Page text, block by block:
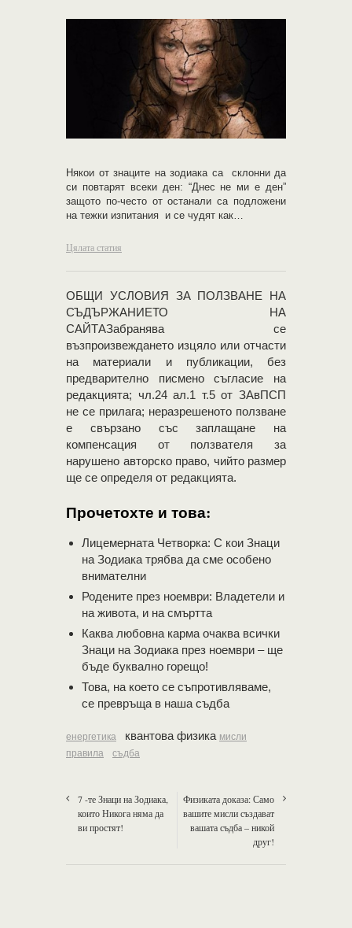
Някои от знаците на зодиака са склонни да
си повтарят всеки ден: “Днес не ми е ден”
защото по-често от останали са подложени
на тежки изпитания и се чудят как…
Цялата статия
OБЩИ УСЛОВИЯ ЗА ПОЛЗВАНЕ НА
СЪДЪРЖАНИЕТО НА
САЙТАЗабранява се
възпроизвеждането изцяло или отчасти
на материали и публикации, без
предварително писмено съгласие на
редакцията; чл.24 ал.1 т.5 от ЗАвПСП
не се прилага; неразрешеното ползване
е свързано със заплащане на
компенсация от ползвателя за
нарушено авторско право, чийто размер
ще се определя от редакцията.
Прочетохте и това:
Лицемерната Четворка: С кои Знаци
на Зодиака трябва да сме особено
внимателни
Родените през ноември: Владетели и
на живота, и на смъртта
Каква любовна карма очаква всички
Знаци на Зодиака през ноември – ще
бъде буквално горещо!
Това, на което се съпротивляваме,
се превръща в наша съдба
енергетика квантова физика мисли
правила
съдба
7 -те Знаци на Зодиака,
които Никога няма да
ви простят!
Физиката доказа: Само
вашите мисли създават
вашата съдба – никой
друг!